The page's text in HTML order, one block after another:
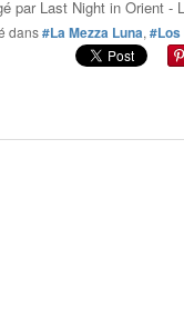
par Last Night in Orient -
dans#La Mezza Luna, #Los